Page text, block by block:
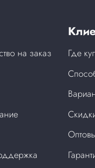
на заказ
Где